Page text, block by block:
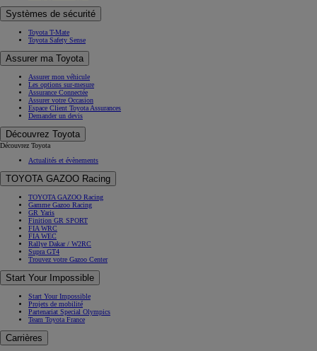
Systèmes de sécurité
Toyota T-Mate
Toyota Safety Sense
Assurer ma Toyota
Assurer mon véhicule
Les options sur-mesure
Assurance Connectée
Assurer votre Occasion
Espace Client Toyota Assurances
Demander un devis
Découvrez Toyota
Découvrez Toyota
Actualités et évènements
TOYOTA GAZOO Racing
TOYOTA GAZOO Racing
Gamme Gazoo Racing
GR Yaris
Finition GR SPORT
FIA WRC
FIA WEC
Rallye Dakar / W2RC
Supra GT4
Trouvez votre Gazoo Center
Start Your Impossible
Start Your Impossible
Projets de mobilité
Partenariat Special Olympics
Team Toyota France
Carrières